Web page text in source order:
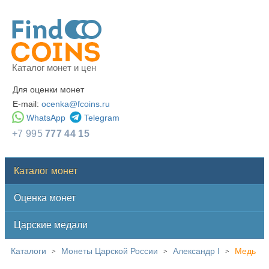
Каталог монет и цен
Для оценки монет
E-mail: ocenka@fcoins.ru
WhatsApp
Telegram
+7 995777 44 15
Каталог монет
Оценка монет
Царские медали
Каталоги > Монеты Царской России > Александр I > Медь